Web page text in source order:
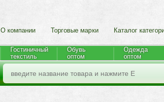
О компании Торговые марки Каталог
Гостиничный
текстиль
Обувь
оптом
Одежда
оптом